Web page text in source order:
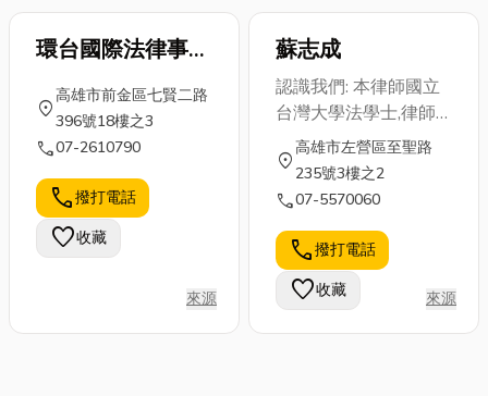
環台國際法律事務
location_on
高雄市前金區七賢二路
396號18樓之3
call07-2610790
call撥打電話
favorite收藏
來源
蘇志成
認識我們: 本律師國立
台灣大學法學士,律師
高等考試及格
location_on
高雄市左營區至聖路
235號3樓之2
call07-5570060
call撥打電話
favorite收藏 來源